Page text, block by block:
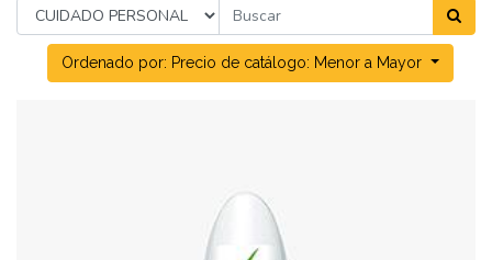
7538-0000 sac@lamorazan.com
Ordenado por: Precio de catálogo: Menor a Mayor